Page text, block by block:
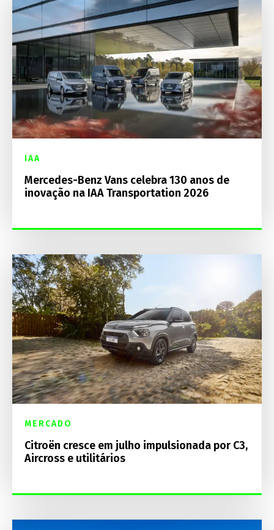
IAA
Mercedes-Benz Vans celebra 130 anos de
inovação na IAA Transportation 2026
MERCADO
Citroën cresce em julho impulsionada por C3,
Aircross e utilitários